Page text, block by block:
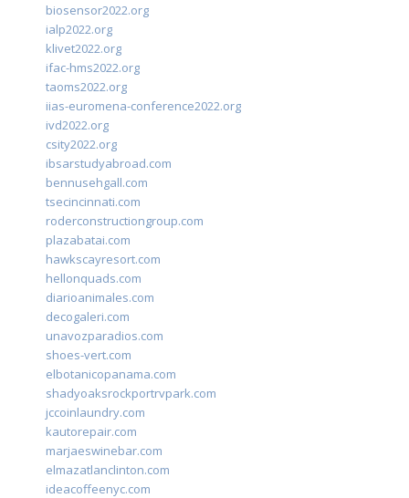
biosensor2022.org
ialp2022.org
klivet2022.org
ifac-hms2022.org
taoms2022.org
iias-euromena-conference2022.org
ivd2022.org
csity2022.org
ibsarstudyabroad.com
bennusehgall.com
tsecincinnati.com
roderconstructiongroup.com
plazabatai.com
hawkscayresort.com
hellonquads.com
diarioanimales.com
decogaleri.com
unavozparadios.com
shoes-vert.com
elbotanicopanama.com
shadyoaksrockportrvpark.com
jccoinlaundry.com
kautorepair.com
marjaeswinebar.com
elmazatlanclinton.com
ideacoffeenyc.com